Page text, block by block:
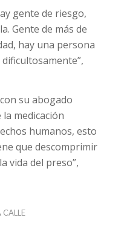
gente de riesgo,
Gente de más de
hay una persona
su abogado
medicación
humanos, esto
que descomprimir
vida del preso”,
CALLE